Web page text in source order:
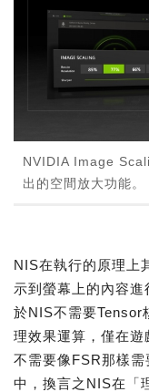
NVIDIA Image
出的空間放大功能。
NIS在執行的原理上
示到螢幕上的內容
於NIS不需要Tensor
理效果運算，僅在遊
不需要像FSR那樣
中，換言之NIS在「